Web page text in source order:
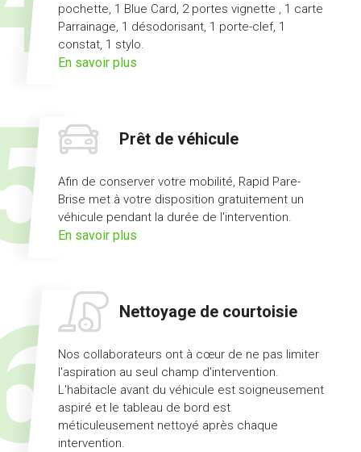
pochette, 1 Blue Card, 2 portes vignette , 1 carte
Parrainage, 1 désodorisant, 1 porte-clef, 1
constat, 1 stylo.
En savoir plus
offert
Prêt de véhicule
Afin de conserver votre mobilité, Rapid Pare-
Brise met à votre disposition gratuitement un
véhicule pendant la durée de l'intervention.
En savoir plus
véhicule
Nettoyage de courtoisie
Nos collaborateurs ont à cœur de ne pas limiter
l'aspiration au seul champ d'intervention.
L'habitacle avant du véhicule est soigneusement
aspiré et le tableau de bord est
méticuleusement nettoyé après chaque
intervention.